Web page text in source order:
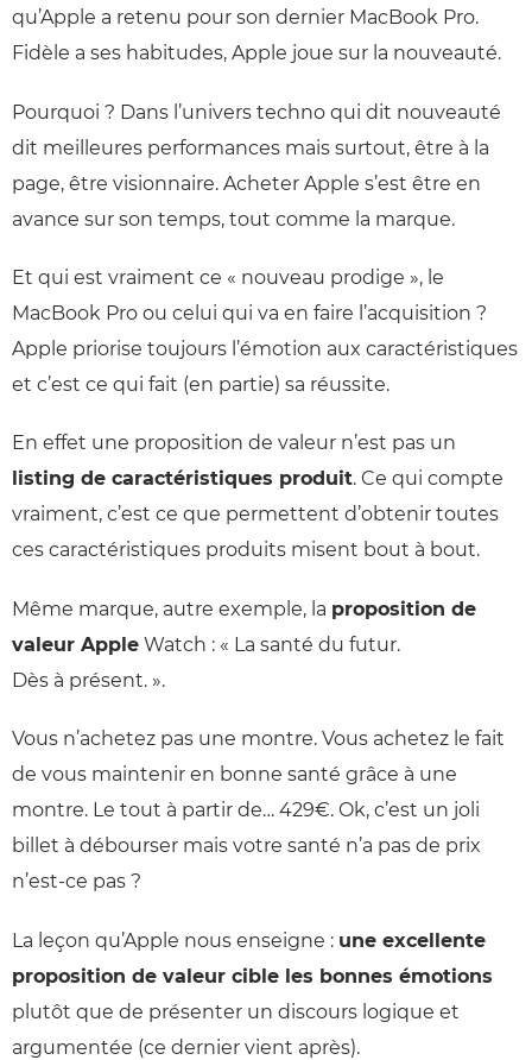
qu’Apple a retenu pour son dernier MacBook Pro.
Fidèle a ses habitudes, Apple joue sur la nouveauté.
Pourquoi ? Dans l’univers techno qui dit nouveauté
dit meilleures performances mais surtout, être à la
page, être visionnaire. Acheter Apple s’est être en
avance sur son temps, tout comme la marque.
Et qui est vraiment ce « nouveau prodige », le
MacBook Pro ou celui qui va en faire l’acquisition ?
Apple priorise toujours l’émotion aux caractéristiques
et c’est ce qui fait (en partie) sa réussite.
En effet une proposition de valeur n’est pas un
listing de caractéristiques produit. Ce qui compte
vraiment, c’est ce que permettent d’obtenir toutes
ces caractéristiques produits misent bout à bout.
Même marque, autre exemple, la proposition de
valeur Apple Watch : « La santé du futur.
Dès à présent. ».
Vous n’achetez pas une montre. Vous achetez le fait
de vous maintenir en bonne santé grâce à une
montre. Le tout à partir de… 429€. Ok, c’est un joli
billet à débourser mais votre santé n’a pas de prix
n’est-ce pas ?
La leçon qu’Apple nous enseigne : une excellente
proposition de valeur cible les bonnes émotions
plutôt que de présenter un discours logique et
argumentée (ce dernier vient après).